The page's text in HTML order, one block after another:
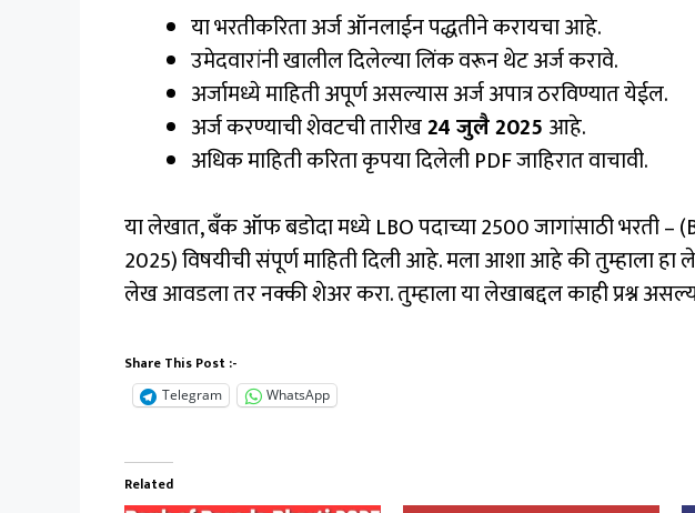
या भरतीकरिता अर्ज ऑनलाईन पद्धतीने करायचा आहे.
उमेदवारांनी खालील दिलेल्या लिंक वरून थेट अर्ज करावे.
अर्जामध्ये माहिती अपूर्ण असल्यास अर्ज अपात्र ठरविण्यात येईल.
अर्ज करण्याची शेवटची तारीख24 जुलै 2025 आहे.
अधिक माहिती करिता कृपया दिलेली PDF जाहिरात वाचावी.
या लेखात, बँक ऑफ बडोदा मध्ये LBO पदाच्या 2500 जागांसाठी भरती –
2025) विषयीची संपूर्ण माहिती दिली आहे. मला आशा आहे की तुम्हाला
लेख आवडला तर नक्की शेअर करा. तुम्हाला या लेखाबद्दल काही प्रश्न
Share This Post :-
Telegram WhatsApp
Related